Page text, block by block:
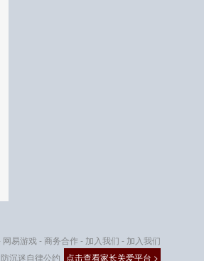
网易游戏-商务合作 - 加入我们 - 加入我们
点击查看家长关爱平台 >
沉迷自律公约